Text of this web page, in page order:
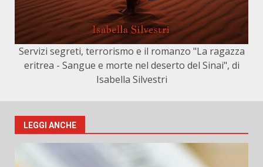
Servizi segreti, terrorismo e il romanzo "La ragazza
eritrea - Sangue e morte nel deserto del Sinai", di
Isabella Silvestri
LEGGI ANCHE